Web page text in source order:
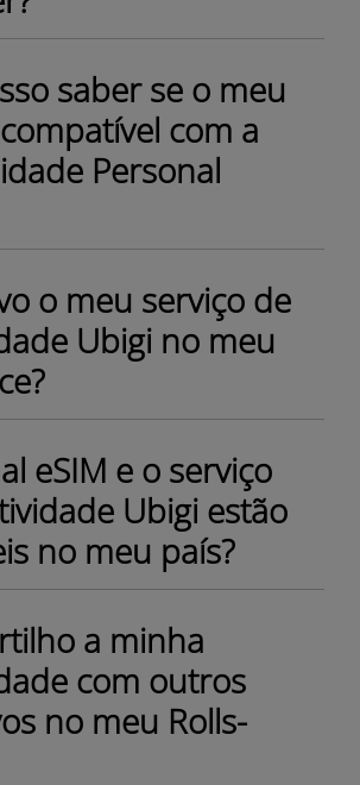
saber se o meu
com a
Personal
o meu serviço de
Ubigi no meu
eSIM e o serviço
Ubigi estão
no meu país?
a minha
com outros
no meu Rolls-